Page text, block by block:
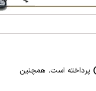
پرداخته است. همچنین